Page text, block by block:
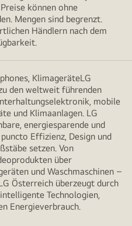
können ohne
Mengen sind begrenzt.
Händlern nach dem
KlimageräteLG
den weltweit führenden
mobile
und Klimaanlagen. LG
energiesparende und
Effizienz, Design und
setzen. Von
über
und Waschmaschinen –
Österreich überzeugt durch
Technologien,
Energieverbrauch.